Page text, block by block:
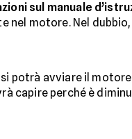
sul manuale
motore. Nel
potrà avviare il
capire perché è